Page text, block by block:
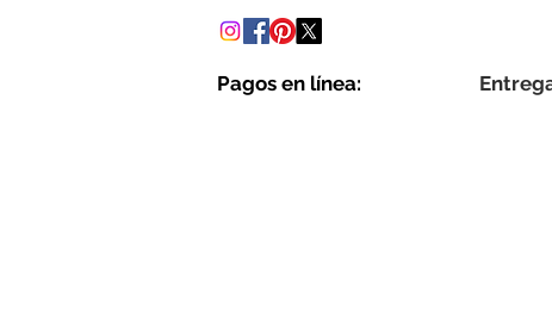
Pagos en línea: